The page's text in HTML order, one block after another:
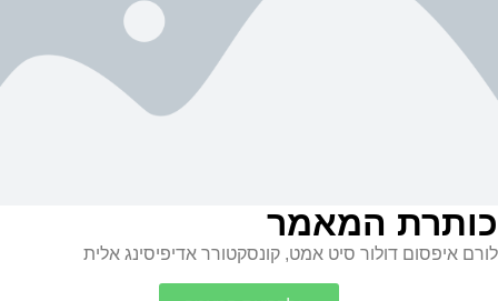
כותרת המאמר
לורם איפסום דולור סיט אמט, קונסקטורר אדיפיסינג אלית